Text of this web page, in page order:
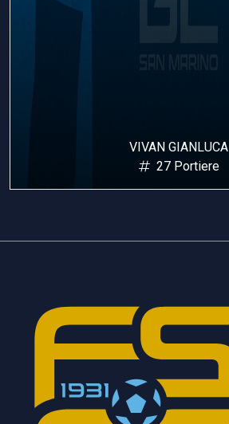
VIVAN GIANLUCA
27 Portiere